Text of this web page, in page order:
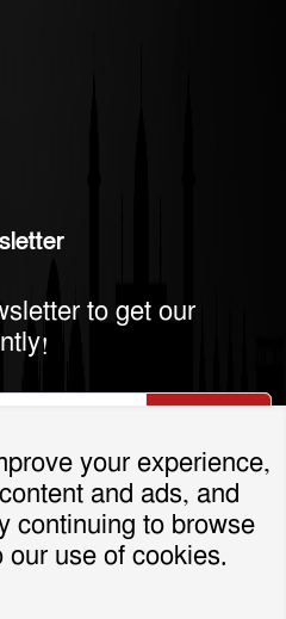
to get our
LLC. All Rights
your experience,
and ads, and
continuing to browse
use of cookies.